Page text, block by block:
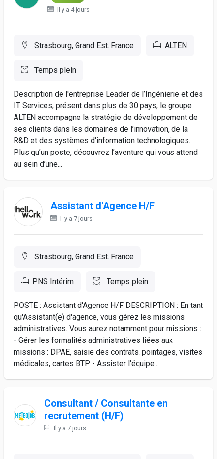
Il y a 4 jours
Strasbourg, Grand Est, France ALTEN
Temps plein
Description de l'entreprise Leader de l’Ingénierie et des
IT Services, présent dans plus de 30 pays, le groupe
ALTEN accompagne la stratégie de développement de
ses clients dans les domaines de l’innovation, de la
R&D et des systèmes d'information technologiques.
Plus qu’un poste, découvrez l’aventure qui vous attend
au sein d’une...
Assistant d'Agence H/F
Il y a 7 jours
Strasbourg, Grand Est, France
PNS Intérim Temps plein
POSTE : Assistant d'Agence H/F DESCRIPTION : En tant
qu'Assistant(e) d'agence, vous gérez les missions
administratives. Vous aurez notamment pour missions :
- Gérer les formalités administratives liées aux
missions : DPAE, saisie des contrats, pointages, visites
médicales, cartes BTP - Assister l'équipe...
Consultant / Consultante en
recrutement (H/F)
Il y a 7 jours